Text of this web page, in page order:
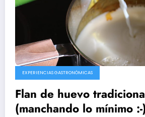
EXPERIENCIAS GASTRONÓMICAS
Flan de huevo
(manchando lo mínimo :-